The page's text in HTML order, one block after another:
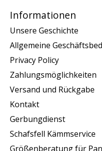
Informationen
Unsere Geschichte
Allgemeine
Privacy Policy
Zahlungsmöglichkeiten
Versand und Rückgabe
Kontakt
Gerbungdienst
Schafsfell Kämmservice
Größenberatung für